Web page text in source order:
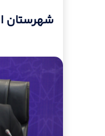
شهرستان